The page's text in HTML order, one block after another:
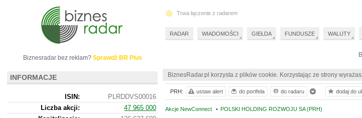
BiznesRadar.pl korzysta z plików cookie. Korzystając ze strony
Akcje NewConnect • POLSKI HOLDING ROZWOJU SA (PRH)
PRH: ustaw alert do portfela do radaru dodaj do
Biznesradar bez reklam? Sprawdź BR Plus
INFORMACJE
ISIN:
PLRDDVS00016
Liczba akcji:
47 965 000
Trwa łączenie z radarem
RADAR WIADOMOŚCI GIEŁDA FUNDUSZE WALUTY